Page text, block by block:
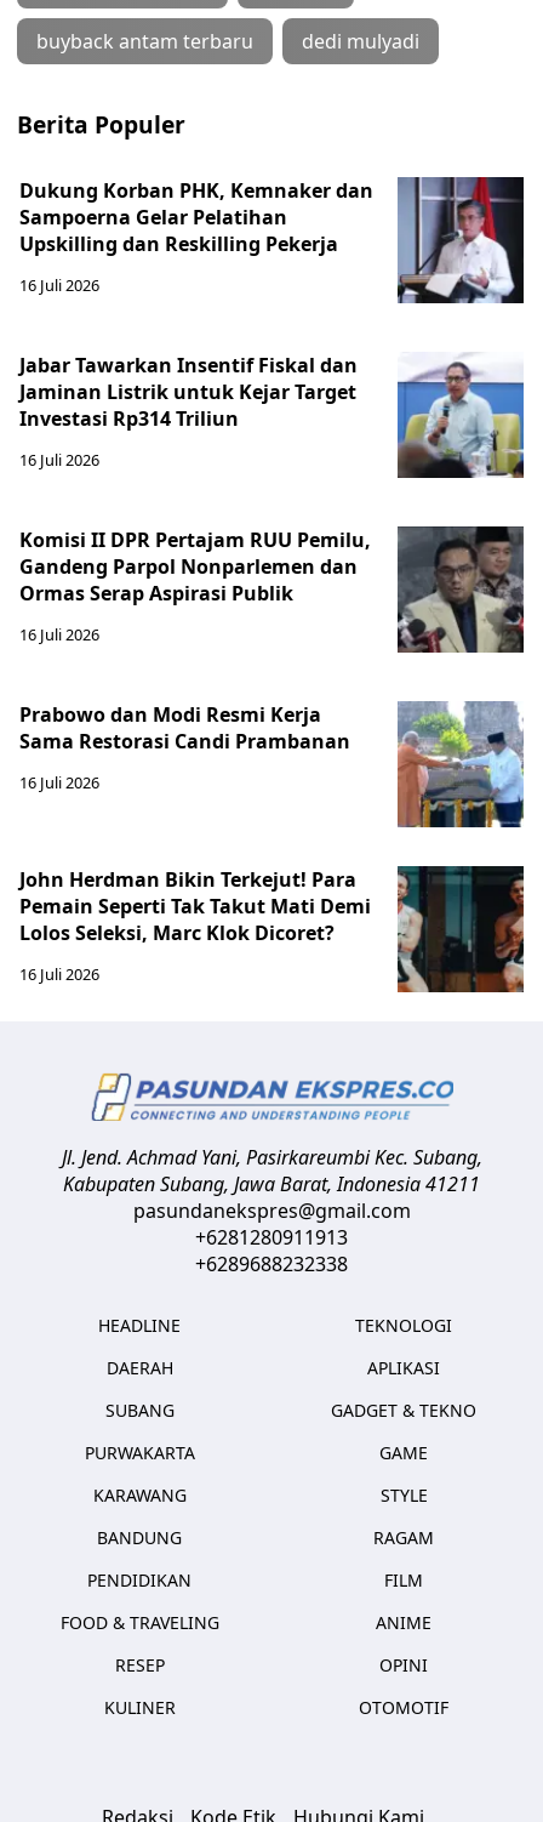
buyback antam terbaru dedi mulyadi
Berita Populer
Dukung Korban PHK, Kemnaker dan
Sampoerna Gelar Pelatihan
Upskilling dan Reskilling Pekerja
16 Juli 2026
Jabar Tawarkan Insentif Fiskal dan
Jaminan Listrik untuk Kejar Target
Investasi Rp314 Triliun
16 Juli 2026
Komisi II DPR Pertajam RUU Pemilu,
Gandeng Parpol Nonparlemen dan
Ormas Serap Aspirasi Publik
16 Juli 2026
Prabowo dan Modi Resmi Kerja
Sama Restorasi Candi Prambanan
16 Juli 2026
John Herdman Bikin Terkejut! Para
Pemain Seperti Tak Takut Mati Demi
Lolos Seleksi, Marc Klok Dicoret?
16 Juli 2026
Jl. Jend. Achmad Yani, Pasirkareumbi Kec. Subang,
Kabupaten Subang, Jawa Barat,Indonesia41211
pasundanekspres@gmail.com
+6281280911913
+6289688232338
HEADLINE
DAERAH
SUBANG
PURWAKARTA
KARAWANG
BANDUNG
PENDIDIKAN
FOOD & TRAVELING
RESEP
KULINER
TEKNOLOGI
APLIKASI
GADGET & TEKNO
GAME
STYLE
RAGAM
FILM
ANIME
OPINI
OTOMOTIF